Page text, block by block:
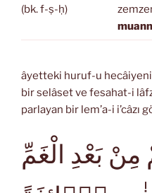
(bk. f-ṣ-ḥ)
âyetteki huruf-u
bir selâset ve fesahat-i
parlayan bir lem’a-i i’câzı
مِنْ بَعْدِ الْغَمِّ